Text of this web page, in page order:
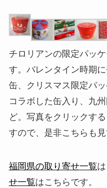
チロリアンの限定パッ
す。バレンタイン時期
缶、クリスマス限定パ
コラボした缶入り、九
ど。写真をクリックす
すので、是非こちらも見
福岡県の取り寄せ一覧
せ一覧はこちらです。